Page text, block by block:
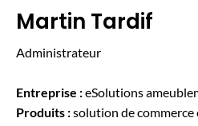
Martin Tardif
Administrateur
Entreprise :eSolutions
Produits :solution de